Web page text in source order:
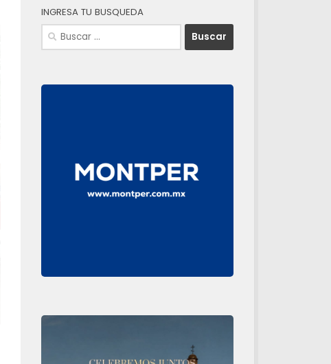
INGRESA TU BUSQUEDA
Buscar: